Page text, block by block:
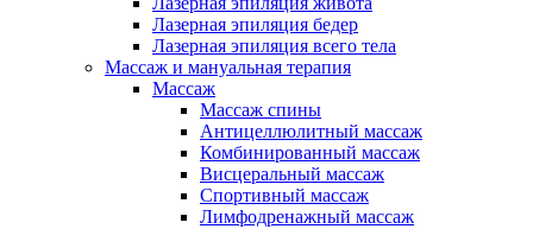
Лазерная эпиляция бедер
Лазерная эпиляция всего тела
Массаж и мануальная терапия
Массаж
Массаж спины
Антицеллюлитный массаж
Комбинированный массаж
Висцеральный массаж
Спортивный массаж
Лимфодренажный массаж